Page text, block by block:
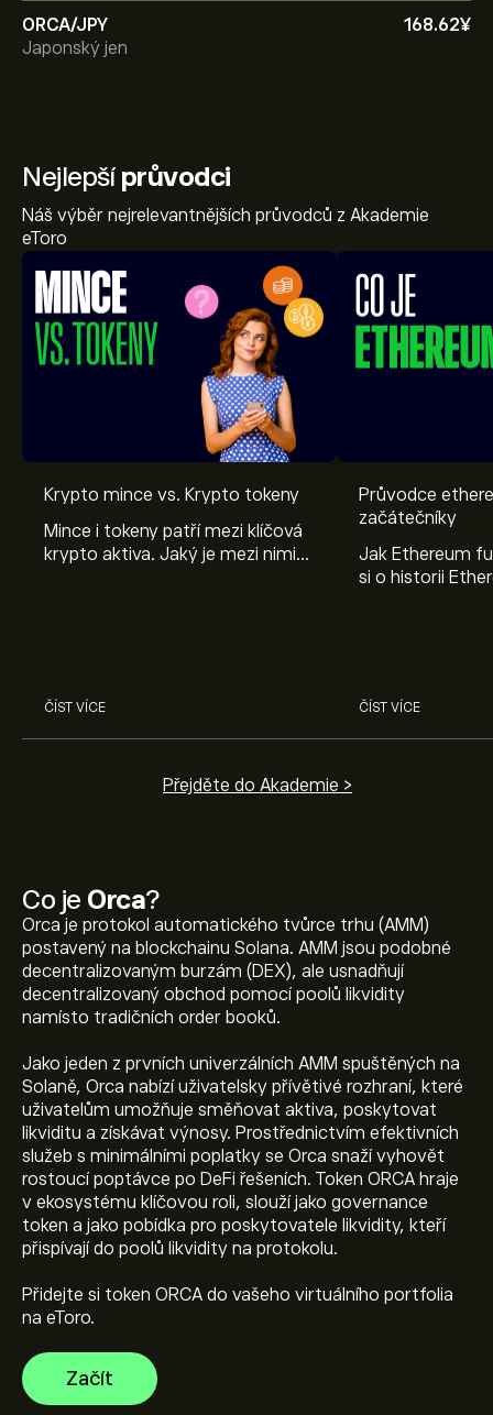
ORCA/JPY
168.62‎¥‎
Japonský jen
Co je Orca?
Orca je protokol automatického tvůrce trhu (AMM)
postavený na blockchainu Solana. AMM jsou podobné
decentralizovaným burzám (DEX), ale usnadňují
decentralizovaný obchod pomocí poolů likvidity
namísto tradičních order booků.
Jako jeden z prvních univerzálních AMM spuštěných na
Solaně, Orca nabízí uživatelsky přívětivé rozhraní, které
uživatelům umožňuje směňovat aktiva, poskytovat
likviditu a získávat výnosy. Prostřednictvím efektivních
služeb s minimálními poplatky se Orca snaží vyhovět
rostoucí poptávce po DeFi řešeních. Token ORCA hraje
v ekosystému klíčovou roli, slouží jako governance
token a jako pobídka pro poskytovatele likvidity, kteří
přispívají do poolů likvidity na protokolu.
Přidejte si token ORCA do vašeho virtuálního portfolia
na eToro.
Začít
Nejlepšíprůvodci
Náš výběr nejrelevantnějších průvodců z Akademie
eToro
Krypto mince vs. Krypto tokeny
Mince i tokeny patří mezi klíčová
krypto aktiva. Jaký je mezi nimi
ČÍST VÍCE
Průvodce
začátečníky
Jak Ethereum
si o historii
ČÍST VÍCE
Přejděte do Akademie >
Aktuální cena ORCA je 1.069‎$‎
Tržní kapitalizace Orca je 64.98M‎$‎
Dosavadní maximum Orca je 8.541‎$‎
Orca má 24hodinový objem obchodování Orca.
Vyberte časový rámec „1D“ nebo „1W“ na grafu eToro